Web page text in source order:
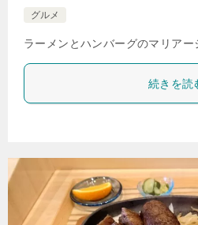
グルメ
ラーメンとハンバーグのマリアー
続きを読